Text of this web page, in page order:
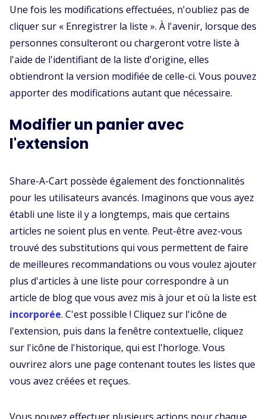
Une fois les modifications effectuées, n'oubliez pas de
cliquer sur « Enregistrer la liste ». À l'avenir, lorsque des
personnes consulteront ou chargeront votre liste à
l'aide de l'identifiant de la liste d'origine, elles
obtiendront la version modifiée de celle-ci. Vous pouvez
apporter des modifications autant que nécessaire.
Modifier un panier avec
l'extension
Share-A-Cart possède également des fonctionnalités
pour les utilisateurs avancés. Imaginons que vous ayez
établi une liste il y a longtemps, mais que certains
articles ne soient plus en vente. Peut-être avez-vous
trouvé des substitutions qui vous permettent de faire
de meilleures recommandations ou vous voulez ajouter
plus d'articles à une liste pour correspondre à un
article de blog que vous avez mis à jour et où la liste est
incorporée. C'est possible ! Cliquez sur l'icône de
l'extension, puis dans la fenêtre contextuelle, cliquez
sur l'icône de l'historique, qui est l'horloge. Vous
ouvrirez alors une page contenant toutes les listes que
vous avez créées et reçues.